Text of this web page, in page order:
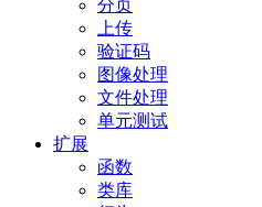
分页
上传
验证码
图像处理
文件处理
单元测试
扩展
函数
类库